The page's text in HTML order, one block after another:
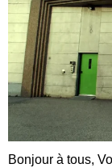
Bonjour à tous,